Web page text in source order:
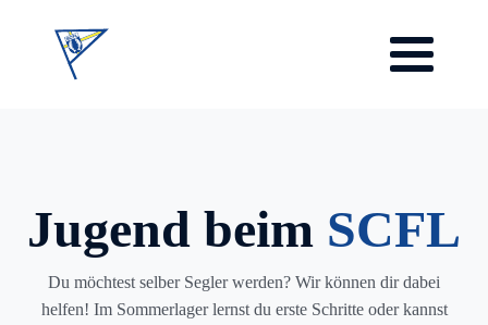
Jugend beim SCFL
Du möchtest selber Segler werden? Wir können dir dabei
helfen! Im Sommerlager lernst du erste Schritte oder kannst